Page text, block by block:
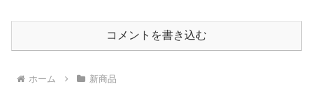
コメントを書き込む
ホーム 新商品